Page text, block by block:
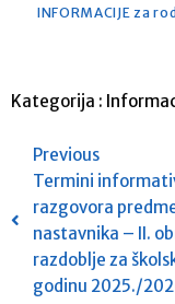
INFORMACIJE za
Kategorija :
Previous
Termini
razgovora
nastavnika – II.
razdoblje za
godinu 2025./